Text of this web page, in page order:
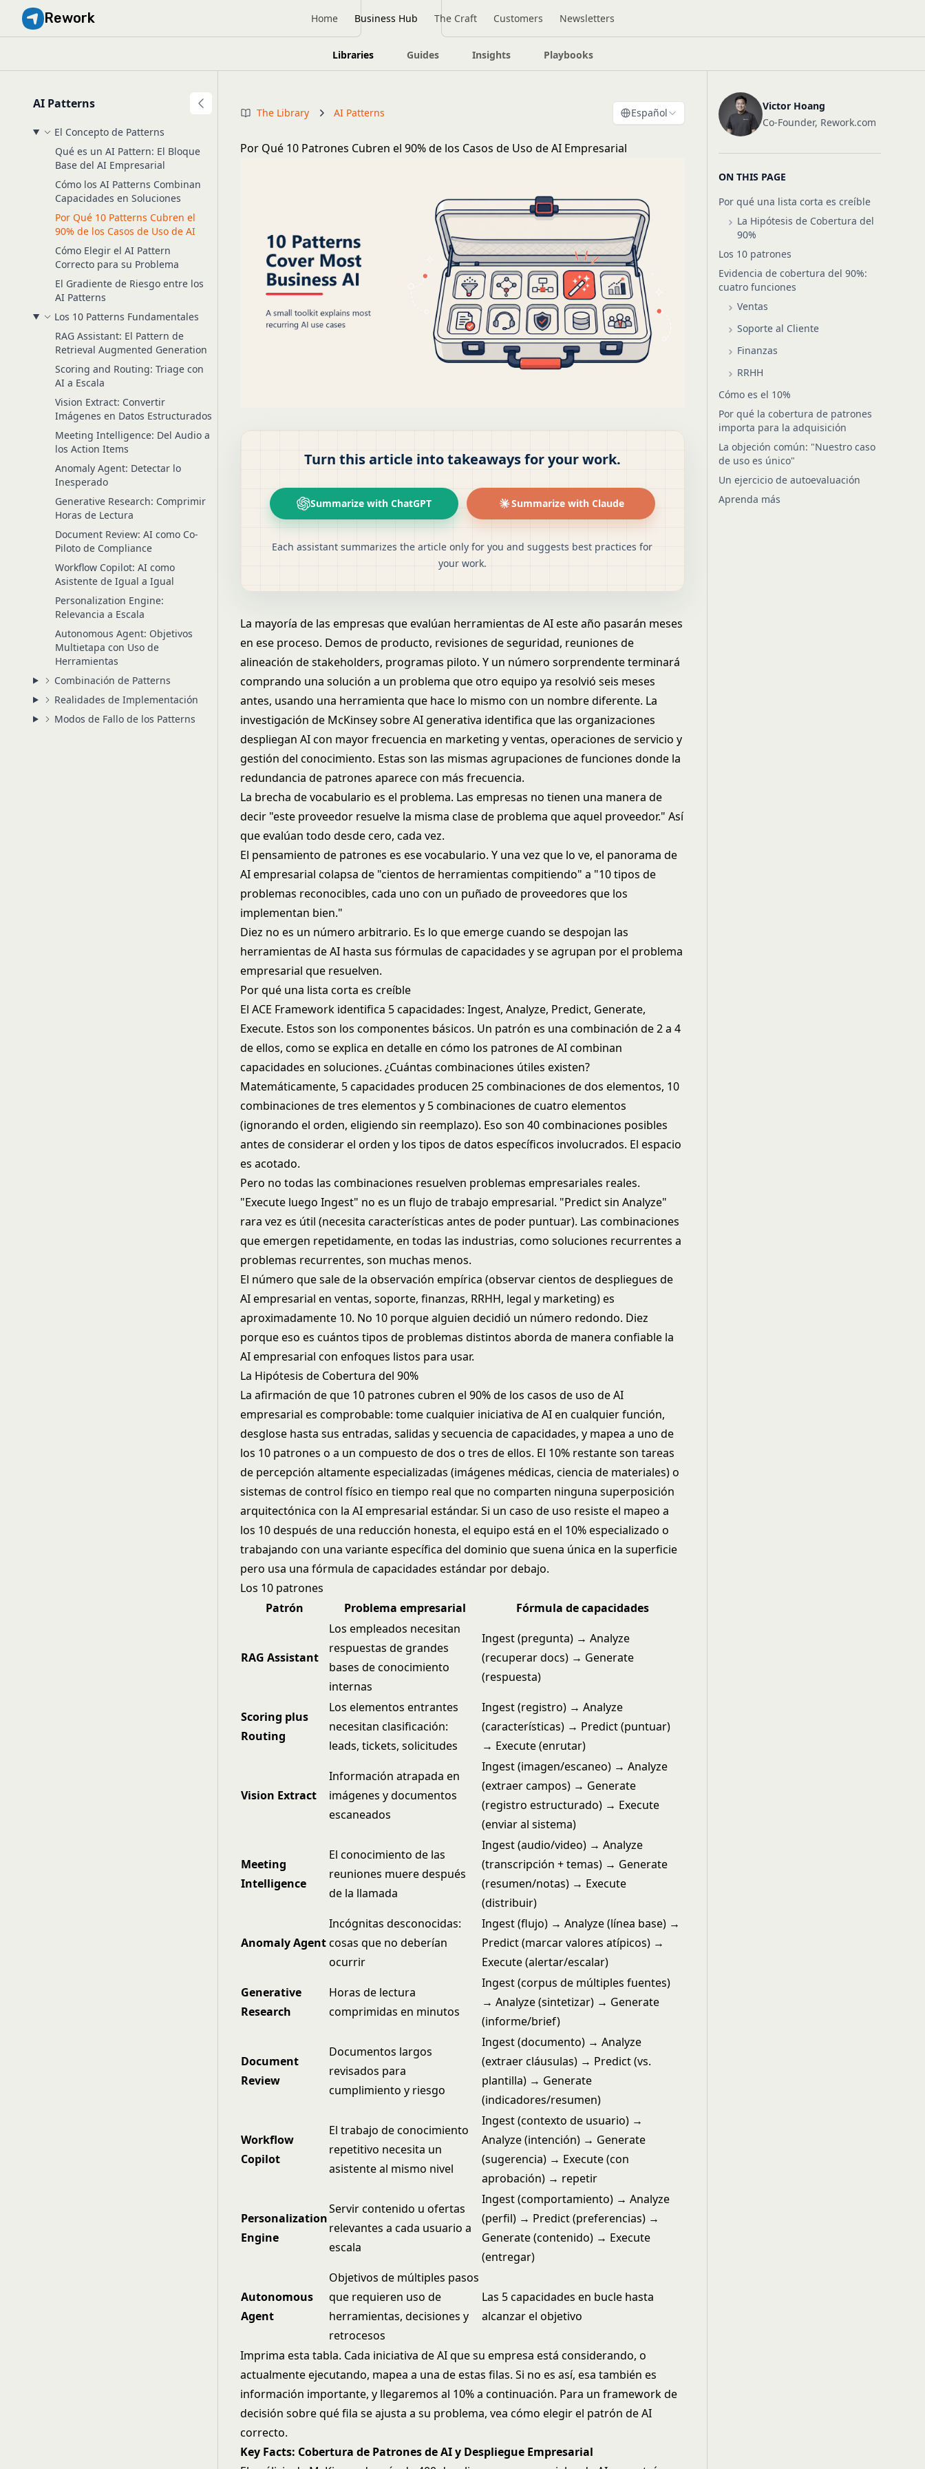
Rework Home Business Hub The Craft Customers Newsletters
Libraries Guides Insights Playbooks
AI Patterns
El Concepto de Patterns
Qué es un AI Pattern: El Bloque
Base del AI Empresarial
Cómo los AI Patterns Combinan
Capacidades en Soluciones
Por Qué 10 Patterns Cubren el
90% de los Casos de Uso de AI
Cómo Elegir el AI Pattern
Correcto para su Problema
El Gradiente de Riesgo entre los
AI Patterns
Los 10 Patterns Fundamentales
RAG Assistant: El Pattern de
Retrieval Augmented Generation
Scoring and Routing: Triage con
AI a Escala
Vision Extract: Convertir
Imágenes en Datos Estructurados
Meeting Intelligence: Del Audio a
los Action Items
Anomaly Agent: Detectar lo
Inesperado
Generative Research: Comprimir
Horas de Lectura
Document Review: AI como Co-
Piloto de Compliance
Workflow Copilot: AI como
Asistente de Igual a Igual
Personalization Engine:
Relevancia a Escala
Autonomous Agent: Objetivos
Multietapa con Uso de
Herramientas
Combinación de Patterns
Realidades de Implementación
Modos de Fallo de los Patterns
The Library AI Patterns Español
Por Qué 10 Patrones Cubren el 90% de los Casos de Uso de AI Empresarial
Turn this article into takeaways for your work.
Summarize with ChatGPT Summarize with Claude
Each assistant summarizes the article only for you and suggests best practices for
your work.
La mayoría de las empresas que evalúan herramientas de AI este año pasarán meses
en ese proceso. Demos de producto, revisiones de seguridad, reuniones de
alineación de stakeholders, programas piloto. Y un número sorprendente terminará
comprando una solución a un problema que otro equipo ya resolvió seis meses
antes, usando una herramienta que hace lo mismo con un nombre diferente. La
investigación de McKinsey sobre AI generativa identifica que las organizaciones
despliegan AI con mayor frecuencia en marketing y ventas, operaciones de servicio y
gestión del conocimiento. Estas son las mismas agrupaciones de funciones donde la
redundancia de patrones aparece con más frecuencia.
La brecha de vocabulario es el problema. Las empresas no tienen una manera de
decir "este proveedor resuelve la misma clase de problema que aquel proveedor." Así
que evalúan todo desde cero, cada vez.
El pensamiento de patrones es ese vocabulario. Y una vez que lo ve, el panorama de
AI empresarial colapsa de "cientos de herramientas compitiendo" a "10 tipos de
problemas reconocibles, cada uno con un puñado de proveedores que los
implementan bien."
Diez no es un número arbitrario. Es lo que emerge cuando se despojan las
herramientas de AI hasta sus fórmulas de capacidades y se agrupan por el problema
empresarial que resuelven.
Por qué una lista corta es creíble
ElACE Framework identifica 5 capacidades: Ingest, Analyze, Predict, Generate,
Execute. Estos son los componentes básicos. Un patrón es una combinación de 2 a 4
de ellos, como se explica en detalle encómo los patrones de AI combinan
capacidades en soluciones. ¿Cuántas combinaciones útiles existen?
Matemáticamente, 5 capacidades producen 25 combinaciones de dos elementos, 10
combinaciones de tres elementos y 5 combinaciones de cuatro elementos
(ignorando el orden, eligiendo sin reemplazo). Eso son 40 combinaciones posibles
antes de considerar el orden y los tipos de datos específicos involucrados. El espacio
es acotado.
Pero no todas las combinaciones resuelven problemas empresariales reales.
"Execute luego Ingest" no es un flujo de trabajo empresarial. "Predict sin Analyze"
rara vez es útil (necesita características antes de poder puntuar). Las combinaciones
que emergen repetidamente, en todas las industrias, como soluciones recurrentes a
problemas recurrentes, son muchas menos.
El número que sale de la observación empírica (observar cientos de despliegues de
AI empresarial en ventas, soporte, finanzas, RRHH, legal y marketing) es
aproximadamente 10. No 10 porque alguien decidió un número redondo. Diez
porque eso es cuántos tipos de problemas distintos aborda de manera confiable la
AI empresarial con enfoques listos para usar.
La Hipótesis de Cobertura del 90%
La afirmación de que 10 patrones cubren el 90% de los casos de uso de AI
empresarial es comprobable: tome cualquier iniciativa de AI en cualquier función,
desglose hasta sus entradas, salidas y secuencia de capacidades, y mapea a uno de
los 10 patrones o a un compuesto de dos o tres de ellos. El 10% restante son tareas
de percepción altamente especializadas (imágenes médicas, ciencia de materiales) o
sistemas de control físico en tiempo real que no comparten ninguna superposición
arquitectónica con la AI empresarial estándar. Si un caso de uso resiste el mapeo a
los 10 después de una reducción honesta, el equipo está en el 10% especializado o
trabajando con una variante específica del dominio que suena única en la superficie
pero usa una fórmula de capacidades estándar por debajo.
Los 10 patrones
Patrón
Problema empresarial Fórmula de capacidades
RAG Assistant
Los empleados necesitan
respuestas de grandes
bases de conocimiento
internas
Ingest (pregunta) → Analyze
(recuperar docs) → Generate
(respuesta)
Scoring plus
Routing
Los elementos entrantes
necesitan clasificación:
leads, tickets, solicitudes
Ingest (registro) → Analyze
(características) → Predict (puntuar)
→ Execute (enrutar)
Vision Extract
Información atrapada en
imágenes y documentos
escaneados
Ingest (imagen/escaneo) → Analyze
(extraer campos) → Generate
(registro estructurado) → Execute
(enviar al sistema)
Meeting
Intelligence
El conocimiento de las
reuniones muere después
de la llamada
Ingest (audio/video) → Analyze
(transcripción + temas) → Generate
(resumen/notas) → Execute
(distribuir)
Anomaly Agent
Incógnitas desconocidas:
cosas que no deberían
ocurrir
Ingest (flujo) → Analyze (línea base) →
Predict (marcar valores atípicos) →
Execute (alertar/escalar)
Generative
Research
Horas de lectura
comprimidas en minutos
Ingest (corpus de múltiples fuentes)
→ Analyze (sintetizar) → Generate
(informe/brief)
Document
Review
Documentos largos
revisados para
cumplimiento y riesgo
Ingest (documento) → Analyze
(extraer cláusulas) → Predict (vs.
plantilla) → Generate
(indicadores/resumen)
Workflow
Copilot
El trabajo de conocimiento
repetitivo necesita un
asistente al mismo nivel
Ingest (contexto de usuario) →
Analyze (intención) → Generate
(sugerencia) → Execute (con
aprobación) → repetir
Personalization
Engine
Servir contenido u ofertas
relevantes a cada usuario a
escala
Ingest (comportamiento) → Analyze
(perfil) → Predict (preferencias) →
Generate (contenido) → Execute
(entregar)
Autonomous
Agent
Objetivos de múltiples pasos
que requieren uso de
herramientas, decisiones y
retrocesos
Las 5 capacidades en bucle hasta
alcanzar el objetivo
Imprima esta tabla. Cada iniciativa de AI que su empresa está considerando, o
actualmente ejecutando, mapea a una de estas filas. Si no es así, esa también es
información importante, y llegaremos al 10% a continuación. Para un framework de
decisión sobre qué fila se ajusta a su problema, veacómo elegir el patrón de AI
correcto.
Key Facts: Cobertura de Patrones de AI y Despliegue Empresarial
Victor Hoang
Co-Founder, Rework.com
ON THIS PAGE
Por qué una lista corta es creíble
La Hipótesis de Cobertura del
90%
Los 10 patrones
Evidencia de cobertura del 90%:
cuatro funciones
Ventas
Soporte al Cliente
Finanzas
RRHH
Cómo es el 10%
Por qué la cobertura de patrones
importa para la adquisición
La objeción común: "Nuestro caso
de uso es único"
Un ejercicio de autoevaluación
Aprenda más